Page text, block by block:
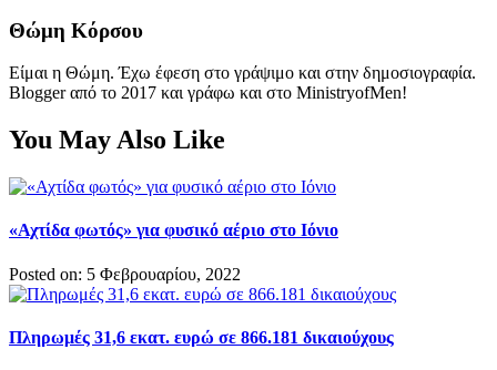
Θώμη Κόρσου
Είμαι η Θώμη. Έχω έφεση στο γράψιμο και στην δημοσιογραφία.
Blogger από το 2017 και γράφω και στο MinistryofMen!
You May Also Like
«Αχτίδα φωτός» για φυσικό αέριο στο Ιόνιο
Posted on: 5 Φεβρουαρίου, 2022
Πληρωμές 31,6 εκατ. ευρώ σε 866.181 δικαιούχους